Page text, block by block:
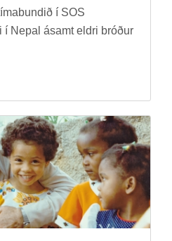
í SOS
í Nepal ásamt eldri bróð­ur